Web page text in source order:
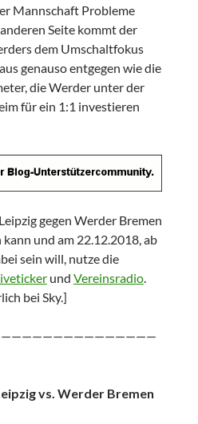
Mannschaft Probleme
Seite kommt der
dem Umschaltfokus
genauso entgegen wie die
die Werder unter der
für ein 1:1 investieren
gegen Werder Bremen
und am 22.12.2018, ab
sein will, nutze die
und Vereinsradio.
bei Sky.]
vs. Werder Bremen